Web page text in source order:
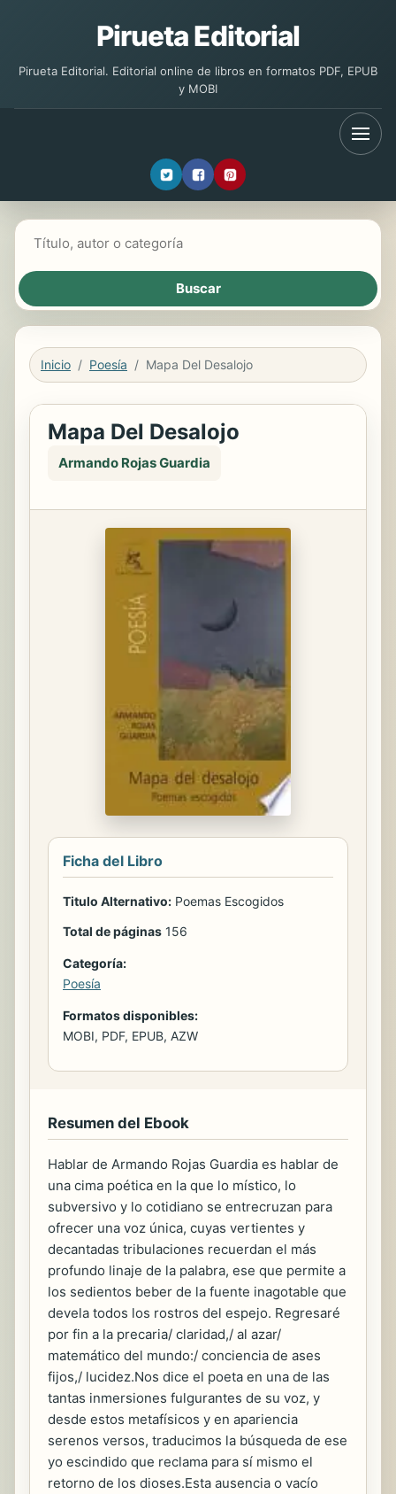
Pirueta Editorial
Pirueta Editorial. Editorial online de libros en formatos PDF, EPUB
y MOBI
Inicio Poesía Mapa Del Desalojo
Mapa Del Desalojo
Armando Rojas Guardia
Ficha del Libro
Titulo Alternativo: Poemas Escogidos
Total de páginas 156
Categoría:
Poesía
Formatos disponibles:
MOBI, PDF, EPUB, AZW
Resumen del Ebook
Hablar de Armando Rojas Guardia es hablar de
una cima poética en la que lo místico, lo
subversivo y lo cotidiano se entrecruzan para
ofrecer una voz única, cuyas vertientes y
decantadas tribulaciones recuerdan el más
profundo linaje de la palabra, ese que permite a
los sedientos beber de la fuente inagotable que
devela todos los rostros del espejo. Regresaré
por fin a la precaria/ claridad,/ al azar/
matemático del mundo:/ conciencia de ases
fijos,/ lucidez.Nos dice el poeta en una de las
tantas inmersiones fulgurantes de su voz, y
desde estos metafísicos y en apariencia
serenos versos, traducimos la búsqueda de ese
yo escindido que reclama para sí mismo el
retorno de los dioses.Esta ausencia o vacío